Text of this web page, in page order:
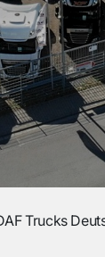
Trucks